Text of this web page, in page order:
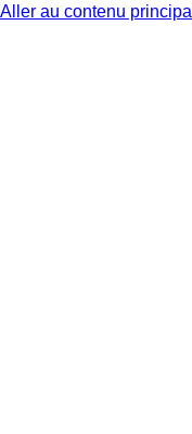
Aller au contenu principal